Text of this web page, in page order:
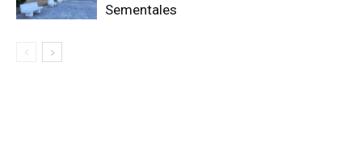
Sementales